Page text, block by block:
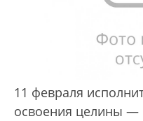
11 февраля
освоения целины —